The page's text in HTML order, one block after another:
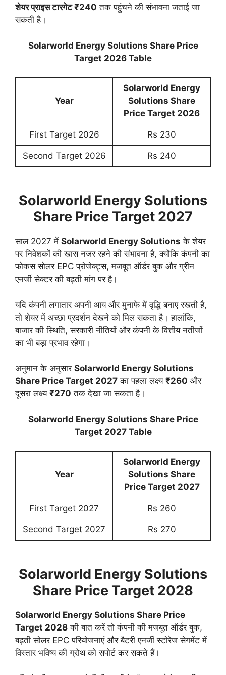
शेयर प्राइस टारगेट ₹240 तक पहुंचने की संभावना जताई जा
सकती है।
Solarworld Energy Solutions Share Price
Target 2026 Table
Year
Solarworld Energy
Solutions Share
Price Target 2026
First Target 2026 Rs 230
Second Target 2026 Rs 240
Solarworld Energy Solutions
Share Price Target 2027
साल 2027 में Solarworld Energy Solutions के शेयर
पर निवेशकों की खास नजर रहने की संभावना है, क्योंकि कंपनी का
फोकस सोलर EPC प्रोजेक्ट्स, मजबूत ऑर्डर बुक और ग्रीन
एनर्जी सेक्टर की बढ़ती मांग पर है।
यदि कंपनी लगातार अपनी आय और मुनाफे में वृद्धि बनाए रखती है,
तो शेयर में अच्छा प्रदर्शन देखने को मिल सकता है। हालांकि,
बाजार की स्थिति, सरकारी नीतियों और कंपनी के वित्तीय नतीजों
का भी बड़ा प्रभाव रहेगा।
अनुमान के अनुसार Solarworld Energy Solutions
Share Price Target 2027 का पहला लक्ष्य ₹260 और
दूसरा लक्ष्य ₹270 तक देखा जा सकता है।
Solarworld Energy Solutions Share Price
Target 2027 Table
Year
Solarworld Energy
Solutions Share
Price Target 2027
First Target 2027 Rs 260
Second Target 2027 Rs 270
Solarworld Energy Solutions
Share Price Target 2028
Solarworld Energy Solutions Share Price
Target 2028 की बात करें तो कंपनी की मजबूत ऑर्डर बुक,
बढ़ती सोलर EPC परियोजनाएं और बैटरी एनर्जी स्टोरेज सेगमेंट में
विस्तार भविष्य की ग्रोथ को सपोर्ट कर सकते हैं।